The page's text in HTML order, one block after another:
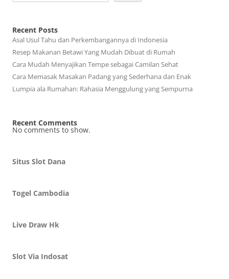
Recent Posts
Asal Usul Tahu dan Perkembangannya di Indonesia
Resep Makanan Betawi Yang Mudah Dibuat di Rumah
Cara Mudah Menyajikan Tempe sebagai Camilan Sehat
Cara Memasak Masakan Padang yang Sederhana dan Enak
Lumpia ala Rumahan: Rahasia Menggulung yang Sempurna
Recent Comments
No comments to show.
Situs Slot Dana
Togel Cambodia
Live Draw Hk
Slot Via Indosat